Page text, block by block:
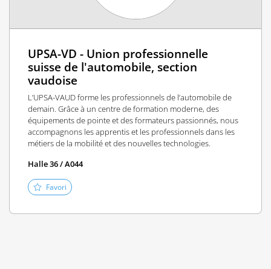
UPSA-VD - Union professionnelle
suisse de l'automobile, section
vaudoise
L’UPSA-VAUD forme les professionnels de l’automobile de
demain. Grâce à un centre de formation moderne, des
équipements de pointe et des formateurs passionnés, nous
accompagnons les apprentis et les professionnels dans les
métiers de la mobilité et des nouvelles technologies.
Halle 36 / A044
Favori